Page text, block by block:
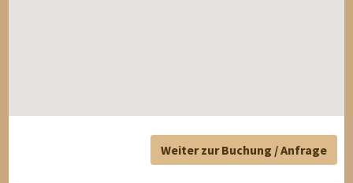
Weiter zur Buchung / Anfrage